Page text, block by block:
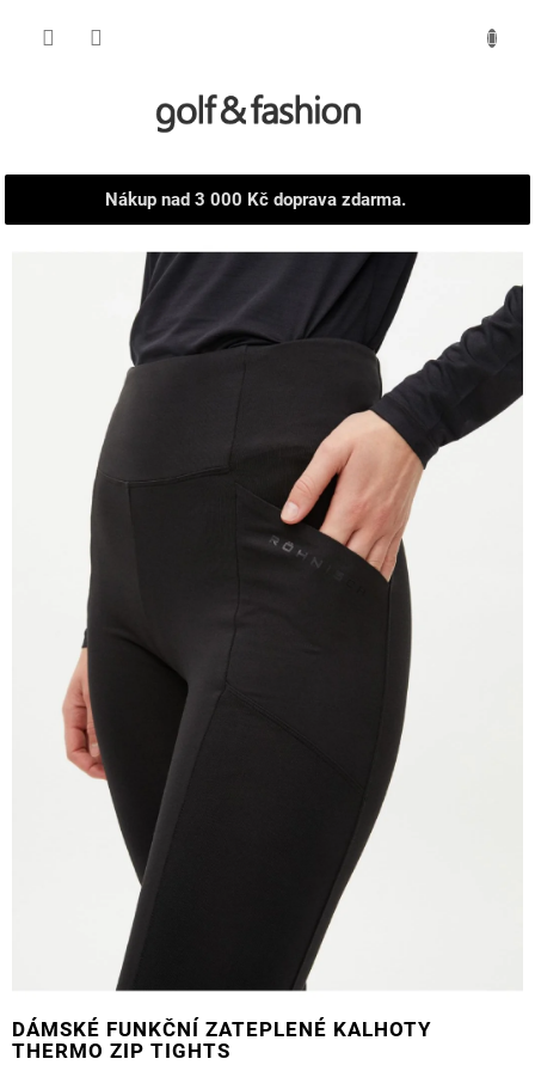
NÁKUPNÍ
Nákup nad 3 000 Kč doprava zdarma.
DÁMSKÉ FUNKČNÍ ZATEPLENÉ KALHOTY
THERMO ZIP TIGHTS